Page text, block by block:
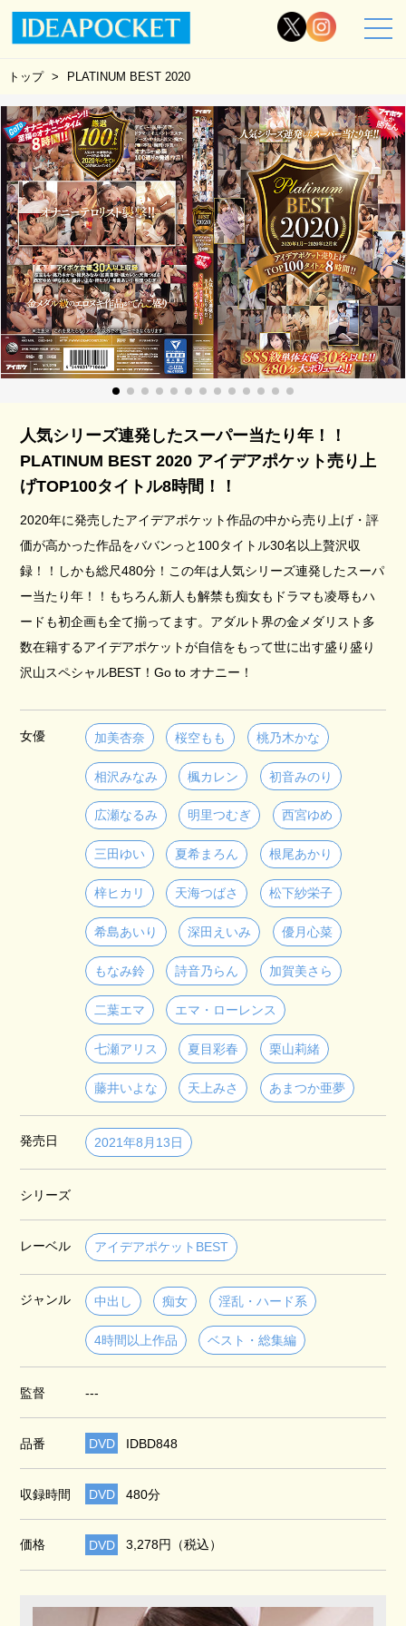
トップ PLATINUM BEST 2020
人気シリーズ連発したスーパー当たり年！！
PLATINUM BEST 2020 アイデアポケット売り上
げTOP100タイトル8時間！！
2020年に発売したアイデアポケット作品の中から売り上げ・評
価が高かった作品をババンっと100タイトル30名以上贅沢収
録！！しかも総尺480分！この年は人気シリーズ連発したスーパ
ー当たり年！！もちろん新人も解禁も痴女もドラマも凌辱もハ
ードも初企画も全て揃ってます。アダルト界の金メダリスト多
数在籍するアイデアポケットが自信をもって世に出す盛り盛り
沢山スペシャルBEST！Go to オナニー！
女優 加美杏奈 桜空もも 桃乃木かな
相沢みなみ 楓カレン 初音みのり
広瀬なるみ 明里つむぎ 西宮ゆめ
三田ゆい 夏希まろん 根尾あかり
梓ヒカリ 天海つばさ 松下紗栄子
希島あいり 深田えいみ 優月心菜
もなみ鈴 詩音乃らん 加賀美さら
二葉エマ エマ・ローレンス
七瀬アリス 夏目彩春 栗山莉緒
藤井いよな 天上みさ あまつか亜夢
発売日 2021年8月13日
シリーズ
レーベル アイデアポケットBEST
ジャンル 中出し 痴女 淫乱・ハード系
4時間以上作品 ベスト・総集編
監督 ---
品番 DVD IDBD848
収録時間 DVD 480分
価格 DVD 3,278円（税込）